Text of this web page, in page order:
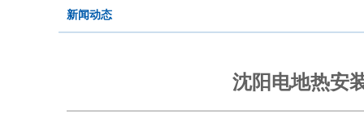
新闻动态
沈阳电地热安